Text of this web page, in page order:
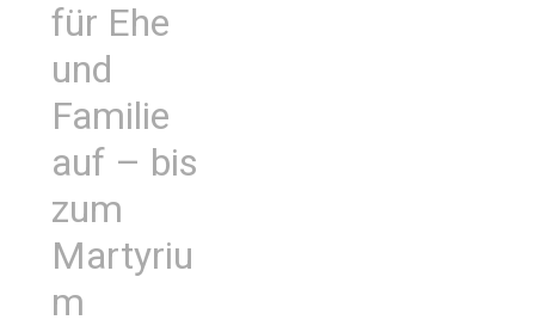
für Ehe
und
Familie
auf – bis
zum
Martyriu
m